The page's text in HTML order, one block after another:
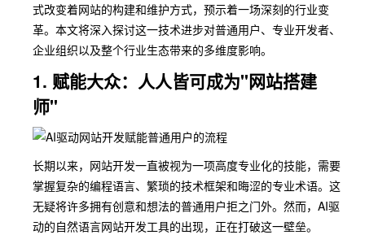
式改变着网站的构建和维护方式，预示着一场深刻的行业变
革。本文将深入探讨这一技术进步对普通用户、专业开发者、
企业组织以及整个行业生态带来的多维度影响。
1. 赋能大众：人人皆可成为"网站搭建
师"
长期以来，网站开发一直被视为一项高度专业化的技能，需要
掌握复杂的编程语言、繁琐的技术框架和晦涩的专业术语。这
无疑将许多拥有创意和想法的普通用户拒之门外。然而，AI驱
动的自然语言网站开发工具的出现，正在打破这一壁垒。